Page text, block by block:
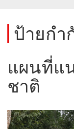
ป้ายกำ
แผนที่แ
ชาติ